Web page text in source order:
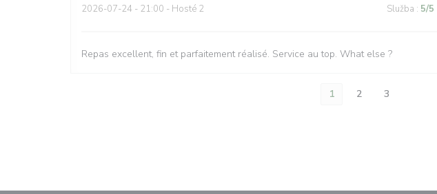
2026-07-24 - 21:00 - Hosté 2 Služba : 5/5
Repas excellent, fin et parfaitement réalisé. Service au top. What else ?
1 2 3